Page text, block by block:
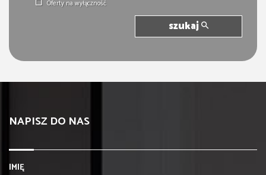
Oferty na wyłączność
szukaj
NAPISZ DO NAS
IMIĘ